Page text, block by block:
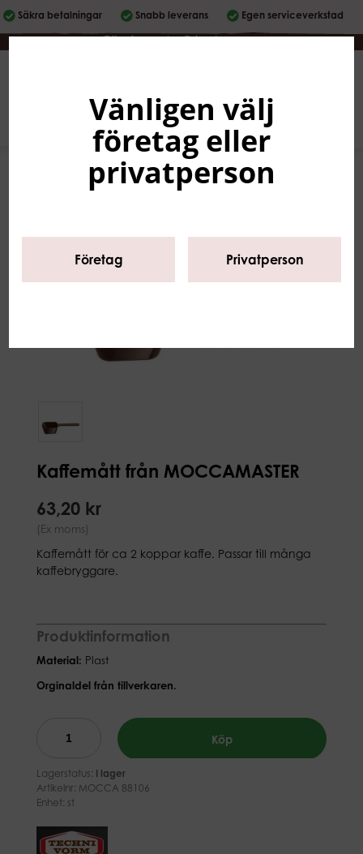
Säkra betalningar Snabb leverans Egen serviceverkstad
Företag | Privatperson
0
Kaffemått från MOCCAMASTER
63,20 kr
(Ex moms)
Kaffemått för ca 2 koppar kaffe. Passar till många
kaffebryggare.
Produktinformation
Material: Plast
Orginaldel från tillverkaren.
Köp
Lagerstatus: I lager
Artikelnr: MOCCA 88106
Enhet: st
Vänligen välj
företag eller
privatperson
Företag Privatperson